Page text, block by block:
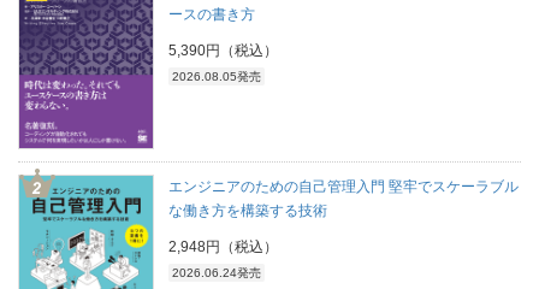
ースの書き方
5,390円（税込）
2026.08.05発売
エンジニアのための自己管理入門 堅牢でスケーラブル
な働き方を構築する技術
2,948円（税込）
2026.06.24発売